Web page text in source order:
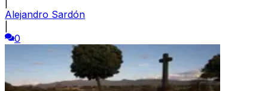
Alejandro Sardón
0